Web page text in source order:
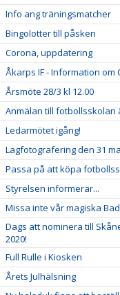
Info ang träningsmatcher
Bingolotter till påsken
Corona, uppdatering
Åkarps IF - Information om
Årsmöte 28/3 kl 12.00
Anmälan till fotbollsskolan
Ledarmötet igång!
Lagfotografering den 31
Passa på att köpa
Styrelsen informerar...
Missa inte vår magiska
Dags att nominera till
2020!
Full Rulle i Kiosken
Årets Julhälsning